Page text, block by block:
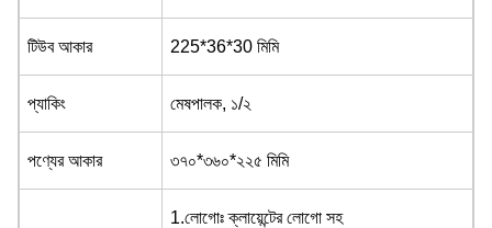
টিউব আকার 225*36*30 মিমি
প্যাকিং মেষপালক, ১/২
পণ্যের আকার ৩৭০*৩৬০*২২৫ মিমি
1.লোগোঃ ক্লায়েন্টের লোগো সহ